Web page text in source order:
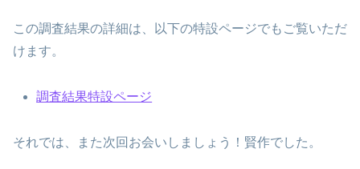
この調査結果の詳細は、以下の特設ページでもご覧いただ
けます。
調査結果特設ページ
それでは、また次回お会いしましょう！賢作でした。